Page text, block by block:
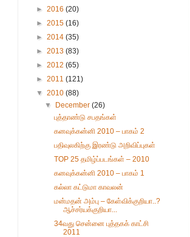
► 2016 (20)
► 2015 (16)
► 2014 (35)
► 2013 (83)
► 2012 (65)
► 2011 (121)
▼ 2010 (88)
▼
December(26)
புத்தாண்டு சபதங்கள்
கனவுக்கன்னி 2010 – பாகம் 2
பதிவுலகிற்கு இரண்டு அறிவிப்புகள்
TOP 25 தமிழ்ப்படங்கள் – 2010
கனவுக்கன்னி 2010 – பாகம் 1
கல்லா கட்டுமா காவலன்
மன்மதன் அம்பு – கேள்விக்குறியா..?
ஆச்சர்யக்குறியா...
34வது சென்னை புத்தகக் காட்சி
2011